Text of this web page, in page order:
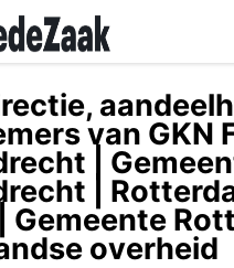
van GKN
|
|
Gemeente
overheid